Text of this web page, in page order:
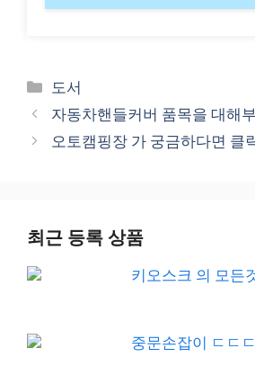
Categories
도서
자동차핸들커버 품목을 대해
오토캠핑장 가 궁금하다면 클
최근 등록 상품
키오스크 의 모든
중문손잡이 ㄷㄷㄷ